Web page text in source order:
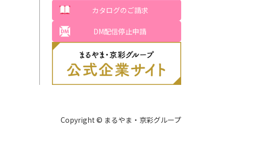
カタログのご請求
DM配信停止申請
Copyright © まるやま・京彩グループ